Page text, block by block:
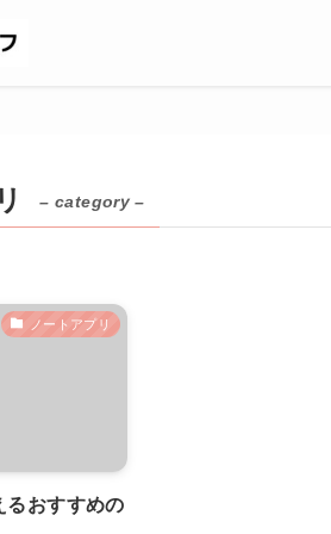
– category –
ノートアプリ
るおすすめの